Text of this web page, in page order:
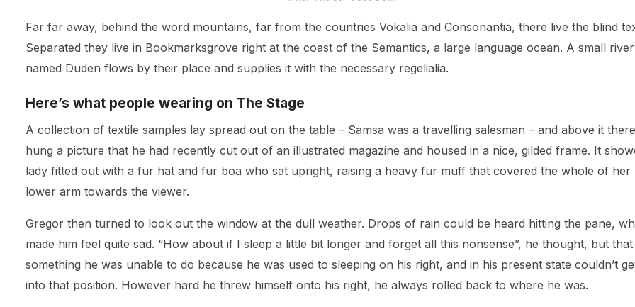
Far far away, behind the word mountains, far from the countries Vokalia and Consonantia, there live the blind
Separated they live in Bookmarksgrove right at the coast of the Semantics, a large language ocean. A small river
named Duden flows by their place and supplies it with the necessary regelialia.
Here’s what people wearing on The Stage
A collection of textile samples lay spread out on the table – Samsa was a travelling salesman – and above it there
hung a picture that he had recently cut out of an illustrated magazine and housed in a nice, gilded frame. It
lady fitted out with a fur hat and fur boa who sat upright, raising a heavy fur muff that covered the whole of her
lower arm towards the viewer.
Gregor then turned to look out the window at the dull weather. Drops of rain could be heard hitting the pane,
made him feel quite sad. “How about if I sleep a little bit longer and forget all this nonsense”, he thought, but
something he was unable to do because he was used to sleeping on his right, and in his present state couldn’t
into that position. However hard he threw himself onto his right, he always rolled back to where he was.